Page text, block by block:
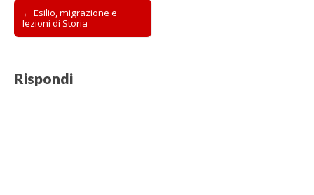
Post
navigation
← Esilio, migrazione e
lezioni di Storia
Rispondi